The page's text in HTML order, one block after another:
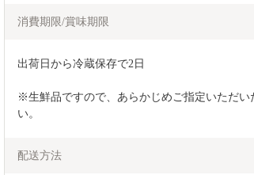
消費期限/賞味期限
出荷日から冷蔵保存で2日
※生鮮品ですので、あらかじめご指定いただい
い。
配送方法